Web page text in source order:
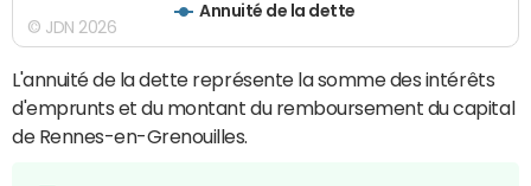
Annuité de la dette
© JDN 2026
L'annuité de la dette représente la somme des intérêts
d'emprunts et du montant du remboursement du capital
de Rennes-en-Grenouilles.